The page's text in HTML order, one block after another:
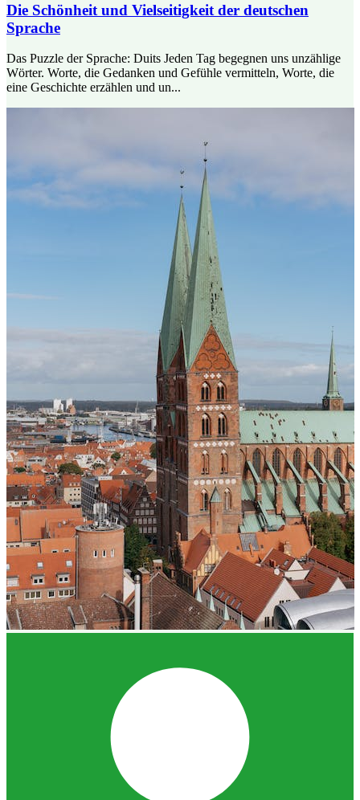
Die Schönheit und Vielseitigkeit der deutschen
Sprache
Das Puzzle der Sprache: Duits Jeden Tag begegnen uns unzählige
Wörter. Worte, die Gedanken und Gefühle vermitteln, Worte, die
eine Geschichte erzählen und un...